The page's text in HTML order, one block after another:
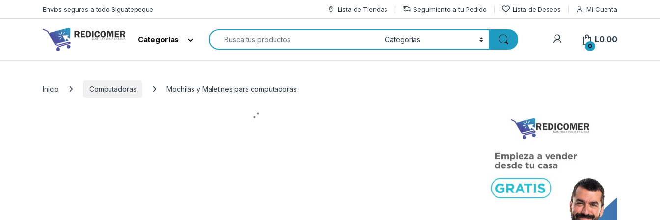
Saltar a navegación
saltar al contenidoEnvíos seguros a todo Siguatepeque Lista de Tiendas Seguimiento a tu Pedido Lista de Deseos Mi Cuenta
Categorías
Buscar:
0
L0.00
Inicio Computadoras Mochilas y Maletines para computadoras